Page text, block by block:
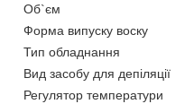
Об`єм
Форма випуску воску
Тип обладнання
Вид засобу для депіляції
Регулятор температури